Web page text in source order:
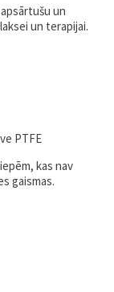
un
un terapijai.
PTFE
kas nav
gaismas.